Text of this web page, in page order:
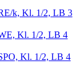
k, Kl. 1/2, LB 3
Kl. 1/2, LB 4
Kl. 1/2, LB 4